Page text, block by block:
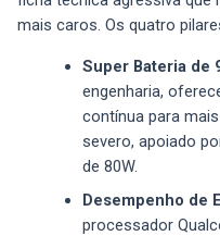
mais caros. Os quatro
Super Bateria de
engenharia,
contínua para
severo, apoiado
de 80W.
Desempenho de
processador